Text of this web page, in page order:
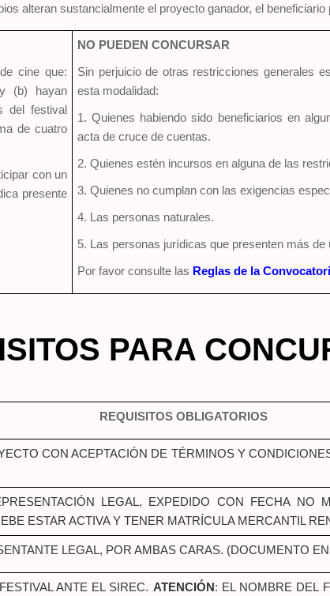
alteran sustancialmente el proyecto ganador, el beneficiario
cine que:
(b) hayan
del festival
de cuatro
con un
presente
NO PUEDEN CONCURSAR
Sin perjuicio de otras restricciones generales
esta modalidad:
1. Quienes habiendo sido beneficiarios en
acta de cruce de cuentas.
2. Quienes estén incursos en alguna de las
3. Quienes no cumplan con las exigencias
4. Las personas naturales.
5. Las personas jurídicas que presenten más
Por favor consulte las Reglas de la
PARA
REQUISITOS OBLIGATORIOS
CON ACEPTACIÓN DE TÉRMINOS Y
LEGAL, EXPEDIDO CON FECHA
ESTAR ACTIVA Y TENER MATRÍCULA MERCANTIL
LEGAL, POR AMBAS CARAS. (DOCUMENTO
ANTE EL SIREC. ATENCIÓN: EL NOMBRE DEL